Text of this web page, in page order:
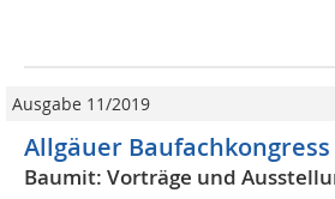
Ausgabe 11/2019
Allgäuer Baufachkongress
Baumit: Vorträge und